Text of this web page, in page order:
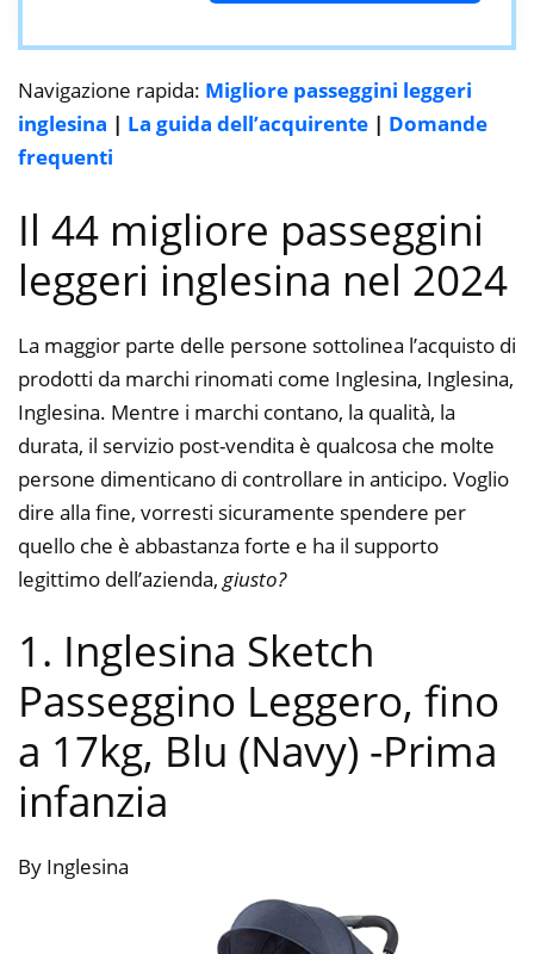
Navigazione rapida: Migliore passeggini leggeri
inglesina | La guida dell’acquirente | Domande
frequenti
Il 44 migliore passeggini
leggeri inglesina nel 2024
La maggior parte delle persone sottolinea l’acquisto di
prodotti da marchi rinomati come Inglesina, Inglesina,
Inglesina. Mentre i marchi contano, la qualità, la
durata, il servizio post-vendita è qualcosa che molte
persone dimenticano di controllare in anticipo. Voglio
dire alla fine, vorresti sicuramente spendere per
quello che è abbastanza forte e ha il supporto
legittimo dell’azienda, giusto?
1. Inglesina Sketch
Passeggino Leggero, fino
a 17kg, Blu (Navy) -Prima
infanzia
By Inglesina